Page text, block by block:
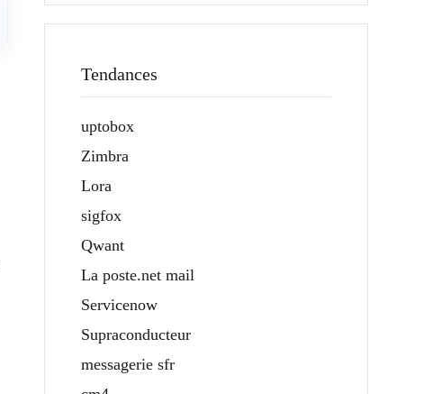
Tendances
uptobox
Zimbra
Lora
sigfox
Qwant
La poste.net mail
Servicenow
Supraconducteur
messagerie sfr